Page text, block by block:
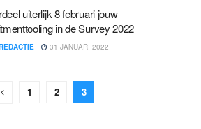
uiterlijk 8 februari jouw
in de Survey 2022
31 JANUARI 2022
1 2 3